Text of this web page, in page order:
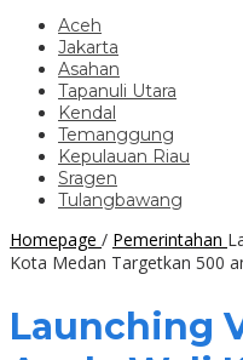
Aceh
Jakarta
Asahan
Tapanuli Utara
Kendal
Temanggung
Kepulauan Riau
Sragen
Tulangbawang
Homepage / Pemerintahan
Kota Medan Targetkan 500
Launching